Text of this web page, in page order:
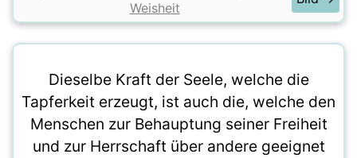
Weisheit
Dieselbe Kraft der Seele, welche die
Tapferkeit erzeugt, ist auch die, welche den
Menschen zur Behauptung seiner Freiheit
und zur Herrschaft über andere geeignet